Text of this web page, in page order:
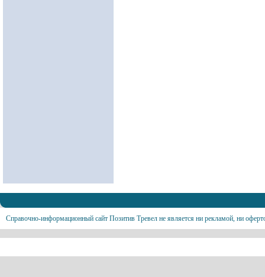
Справочно-информационный сайт Позитив Тревел не является ни рекламой, ни